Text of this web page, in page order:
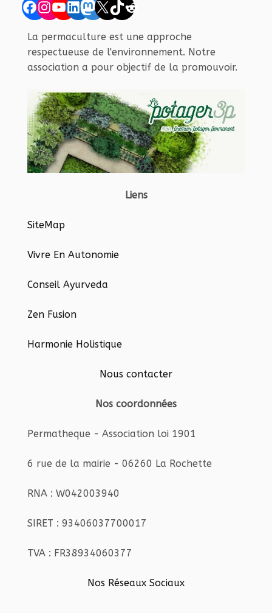
Facebook
Instagram
YouTube
LinkedIn
Mastodon
X TikTok
Reddit
La permaculture est une approche
respectueuse de l'environnement. Notre
association a pour objectif de la promouvoir.
Liens
SiteMap
Vivre En Autonomie
Conseil Ayurveda
Zen Fusion
Harmonie Holistique
Nous contacter
Nos coordonnées
Permatheque - Association loi 1901
6 rue de la mairie - 06260 La Rochette
RNA : W042003940
SIRET : 93406037700017
TVA : FR38934060377
Nos Réseaux Sociaux